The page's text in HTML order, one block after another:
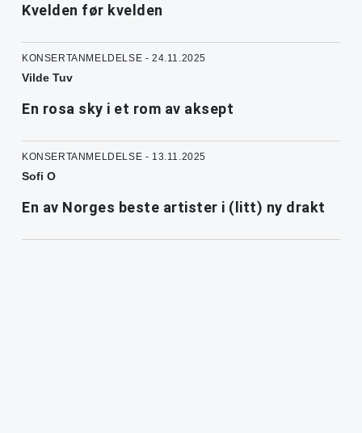
Kvelden før kvelden
KONSERTANMELDELSE - 24.11.2025
Vilde Tuv
En rosa sky i et rom av aksept
KONSERTANMELDELSE - 13.11.2025
Sofi O
En av Norges beste artister i (litt) ny drakt